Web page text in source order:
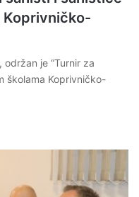
Koprivničko-
je “Turnir za
školama Koprivničko-